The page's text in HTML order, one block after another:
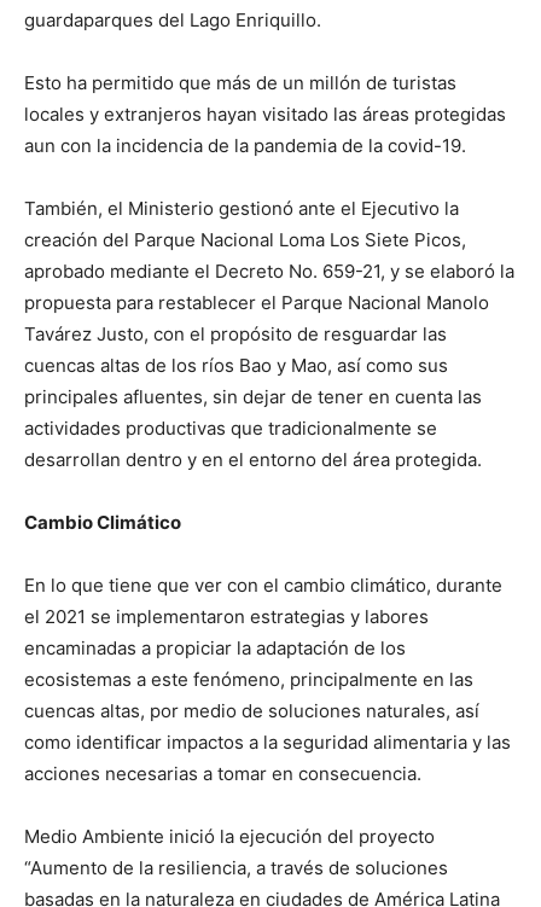
guardaparques del Lago Enriquillo.
Esto ha permitido que más de un millón de turistas
locales y extranjeros hayan visitado las áreas protegidas
aun con la incidencia de la pandemia de la covid-19.
También, el Ministerio gestionó ante el Ejecutivo la
creación del Parque Nacional Loma Los Siete Picos,
aprobado mediante el Decreto No. 659-21, y se elaboró la
propuesta para restablecer el Parque Nacional Manolo
Tavárez Justo, con el propósito de resguardar las
cuencas altas de los ríos Bao y Mao, así como sus
principales afluentes, sin dejar de tener en cuenta las
actividades productivas que tradicionalmente se
desarrollan dentro y en el entorno del área protegida.
Cambio Climático
En lo que tiene que ver con el cambio climático, durante
el 2021 se implementaron estrategias y labores
encaminadas a propiciar la adaptación de los
ecosistemas a este fenómeno, principalmente en las
cuencas altas, por medio de soluciones naturales, así
como identificar impactos a la seguridad alimentaria y las
acciones necesarias a tomar en consecuencia.
Medio Ambiente inició la ejecución del proyecto
“Aumento de la resiliencia, a través de soluciones
basadas en la naturaleza en ciudades de América Latina